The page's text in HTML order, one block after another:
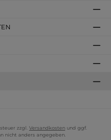
zzgl. Versandkosten und ggf.
nicht anders angegeben.